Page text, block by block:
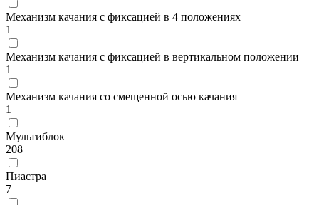
Механизм качания с фиксацией в 4 положениях
1
Механизм качания с фиксацией в вертикальном положении
1
Механизм качания со смещенной осью качания
1
Мультиблок
208
Пиастра
7